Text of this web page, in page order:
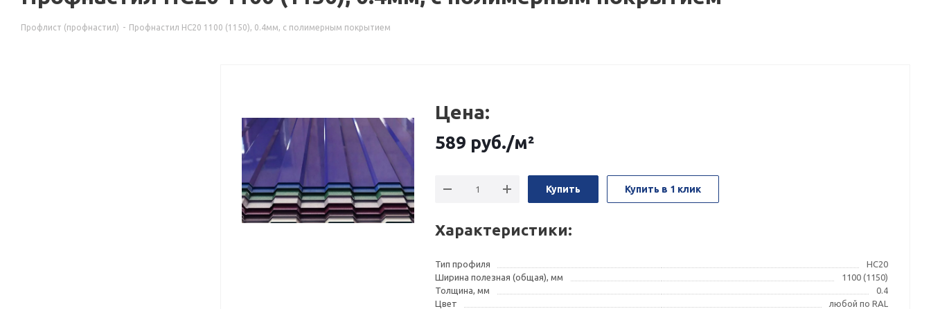
Профлист (профнастил) - Профнастил НС20 1100 (1150), 0.4мм, с полимерным покрытием
Цена:
589 руб./м²
Купить Купить в 1 клик
Характеристики:
Тип профиля
НС20
Ширина полезная (общая), мм
1100 (1150)
Толщина, мм
0.4
Цвет
любой по RAL